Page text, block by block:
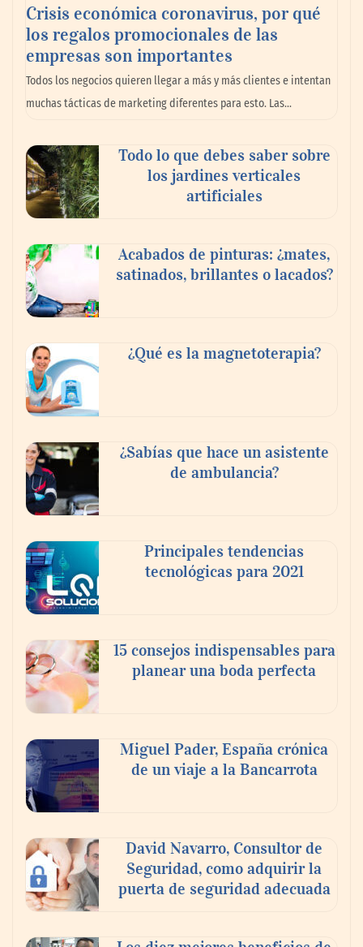
La omnicanalidad redefine la forma de
planear viajes en México
buscan proyectar talento mexicano y
fortalecer el turismo médico
En el Día de la Cerveza, Grupo Modelo
mundo elige para reunirse: 7 de cada 10 la
escogen
compromiso para el eclipse solar del 12 de
agosto
Crisis económica coronavirus, por qué
los regalos promocionales de las
empresas son importantes
Todos los negocios quieren llegar a más y más clientes e intentan
muchas tácticas de marketing diferentes para esto. Las…
Todo lo que debes saber sobre
los jardines verticales
artificiales
Acabados de pinturas: ¿mates,
satinados, brillantes o lacados?
¿Qué es la magnetoterapia?
¿Sabías que hace un asistente
de ambulancia?
Principales tendencias
tecnológicas para 2021
15 consejos indispensables para
planear una boda perfecta
Miguel Pader, España crónica
de un viaje a la Bancarrota
David Navarro, Consultor de
Seguridad, como adquirir la
puerta de seguridad adecuada